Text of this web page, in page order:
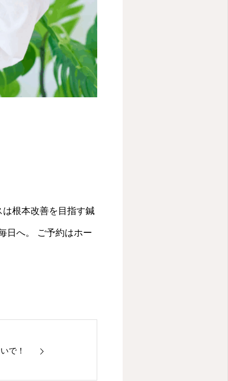
根本改善を目指す鍼
日へ。 ご予約はホー
で！